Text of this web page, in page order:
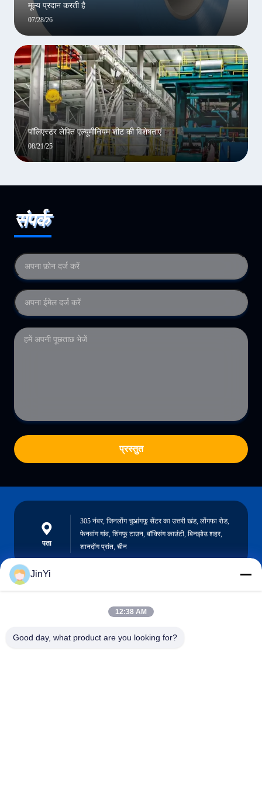
मूल्य प्रदान करती है
07/28/26
पॉलिएस्टर लेपित एल्यूमीनियम शीट की विशेषताएं
08/21/25
संपर्क
प्रस्तुत
पता
305 नंबर, जिनलोंग चुआंगफू सेंटर का उत्तरी खंड, लोंगफा रोड,
फेनवांग गांव, शिंगफू टाउन, बॉक्सिंग काउंटी, बिनझोउ शहर,
शानदोंग प्रांत, चीन
chenshasha1867@gmail.com
JinYi
12:38 AM
Good day, what product are you looking for?